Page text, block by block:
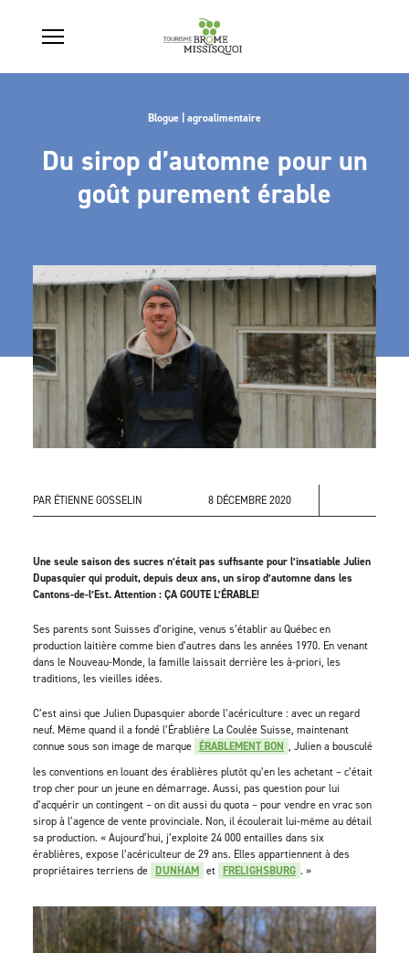
Blogue | agroalimentaire
Du sirop d’automne pour un
goût purement érable
PAR ÉTIENNE GOSSELIN 8 DÉCEMBRE 2020
Une seule saison des sucres n’était pas suffisante pour l’insatiable Julien
Dupasquier qui produit, depuis deux ans, un sirop d’automne dans les
Cantons-de-l’Est. Attention : ÇA GOUTE L’ÉRABLE!
Ses parents sont Suisses d’origine, venus s’établir au Québec en
production laitière comme bien d’autres dans les années 1970. En venant
dans le Nouveau-Monde, la famille laissait derrière les à-priori, les
traditions, les vieilles idées.
C’est ainsi que Julien Dupasquier aborde l’acériculture : avec un regard
neuf. Même quand il a fondé l’Érablière La Coulée Suisse, maintenant
connue sous son image de marque ÉRABLEMENT BON , Julien a bousculé
les conventions en louant des érablières plutôt qu’en les achetant – c’était
trop cher pour un jeune en démarrage. Aussi, pas question pour lui
d’acquérir un contingent – on dit aussi du quota – pour vendre en vrac son
sirop à l’agence de vente provinciale. Non, il écoulerait lui-même au détail
sa production. « Aujourd’hui, j’exploite 24 000 entailles dans six
érablières, expose l’acériculteur de 29 ans. Elles appartiennent à des
propriétaires terriens de DUNHAM et FRELIGHSBURG . »